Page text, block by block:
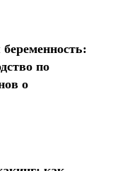
по
о